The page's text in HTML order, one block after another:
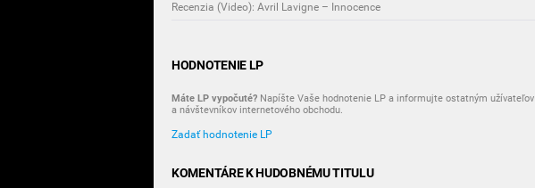
Recenzia (Video): Avril Lavigne – Innocence
HODNOTENIE LP
Máte LP vypočuté? Napíšte Vaše hodnotenie LP a informujte ostatným užívateľov
a návštevníkov internetového obchodu.
Zadať hodnotenie LP
KOMENTÁRE K HUDOBNÉMU TITULU